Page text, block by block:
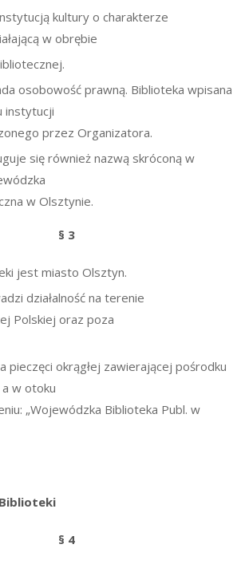
kultury o charakterze
w obrębie
osobowość prawną. Biblioteka wpisana
instytucji
przez Organizatora.
się również nazwą skróconą w
w Olsztynie.
§ 3
jest miasto Olsztyn.
działalność na terenie
Polskiej oraz poza
pieczęci okrągłej zawierającej pośrodku
w otoku
„Wojewódzka Biblioteka Publ. w
§ 4